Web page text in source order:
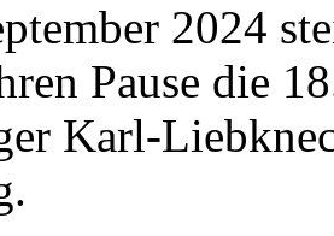
2024
Pause die
Karl-